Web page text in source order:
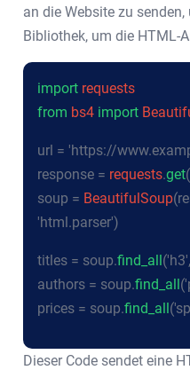
an die Website zu
Bibliothek, um die HTML-
import requests
from bs4 import
url = 'https://
response = requests.get
soup = BeautifulSoup
'html.parser')
titles = soup.find_all
authors = soup.find_all
prices = soup.find_all
Dieser Code sendet eine